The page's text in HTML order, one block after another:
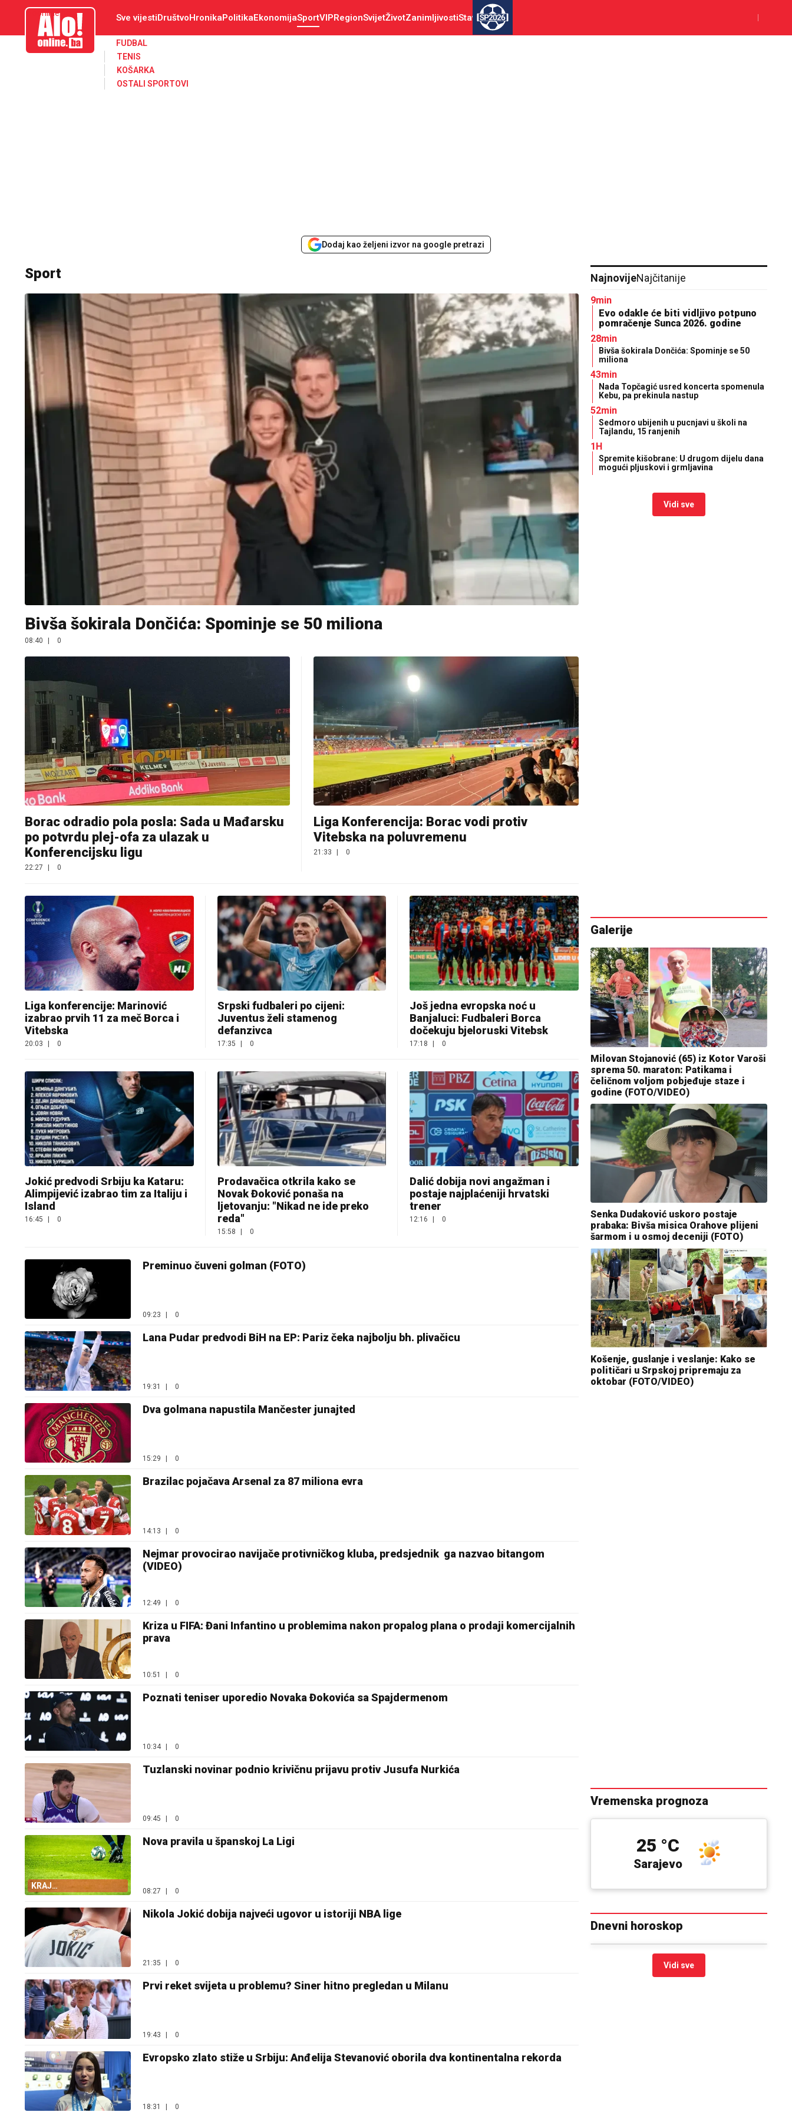
aloonline.ba Sve vijestiDruštvoHronikaPolitikaEkonomijaSportVIPRegionSvijetŽivotZanimljivostiStav SP2026
FUDBAL
TENIS
KOŠARKA
OSTALI SPORTOVI
Dodaj kao željeni izvor na google pretrazi
Sport
Bivša šokirala Dončića: Spominje se 50 miliona
08:40 | 0
Borac odradio pola posla: Sada u Mađarsku
po potvrdu plej-ofa za ulazak u
Konferencijsku ligu
22:27 | 0
Liga Konferencija: Borac vodi protiv
Vitebska na poluvremenu
21:33 | 0
Liga konferencije: Marinović
izabrao prvih 11 za meč Borca i
Vitebska
20:03 | 0
Srpski fudbaleri po cijeni:
Juventus želi stamenog
defanzivca
17:35 | 0
Još jedna evropska noć u
Banjaluci: Fudbaleri Borca
dočekuju bjeloruski Vitebsk
17:18 | 0
Jokić predvodi Srbiju ka Kataru:
Alimpijević izabrao tim za Italiju i
Island
16:45 0
Prodavačica otkrila kako se
Novak Đoković ponaša na
ljetovanju: "Nikad ne ide preko
reda"
15:58 0
Dalić dobija novi angažman i
postaje najplaćeniji hrvatski
trener
12:16 0
Preminuo čuveni golman (FOTO)
09:23 0
Lana Pudar predvodi BiH na EP: Pariz čeka najbolju bh. plivačicu
19:31 0
Dva golmana napustila Mančester junajted
15:29 0
Brazilac pojačava Arsenal za 87 miliona evra
14:13 | 0
Nejmar provocirao navijače protivničkog kluba, predsjednik ga nazvao bitangom
(VIDEO)
12:49 | 0
Kriza u FIFA: Đani Infantino u problemima nakon propalog plana o prodaji komercijalnih
prava
10:51 0
Poznati teniser uporedio Novaka Đokovića sa Spajdermenom
10:34 0
Tuzlanski novinar podnio krivičnu prijavu protiv Jusufa Nurkića
09:45 0
KRAJ
ODUGOVLAČENJU
Nova pravila u španskoj La Ligi
08:27 | 0
Nikola Jokić dobija najveći ugovor u istoriji NBA lige
21:35 | 0
Prvi reket svijeta u problemu? Siner hitno pregledan u Milanu
19:43 | 0
Evropsko zlato stiže u Srbiju: Anđelija Stevanović oborila dva kontinentalna rekorda
18:31 0
NajnovijeNajčitanije
9min
Evo odakle će biti vidljivo potpuno
pomračenje Sunca 2026. godine
28min
Bivša šokirala Dončića: Spominje se 50
miliona
43min
Nada Topčagić usred koncerta spomenula
Kebu, pa prekinula nastup
52min
Sedmoro ubijenih u pucnjavi u školi na
Tajlandu, 15 ranjenih
1H
Spremite kišobrane: U drugom dijelu dana
mogući pljuskovi i grmljavina
Vidi sve
Galerije
Milovan Stojanović (65) iz Kotor Varoši
sprema 50. maraton: Patikama i
čeličnom voljom pobjeđuje staze i
godine (FOTO/VIDEO)
Senka Dudaković uskoro postaje
prabaka: Bivša misica Orahove plijeni
šarmom i u osmoj deceniji (FOTO)
Košenje, guslanje i veslanje: Kako se
političari u Srpskoj pripremaju za
oktobar (FOTO/VIDEO)
Vremenska prognoza
Sarajevo
25 °C
Dnevni horoskop
Vidi sve